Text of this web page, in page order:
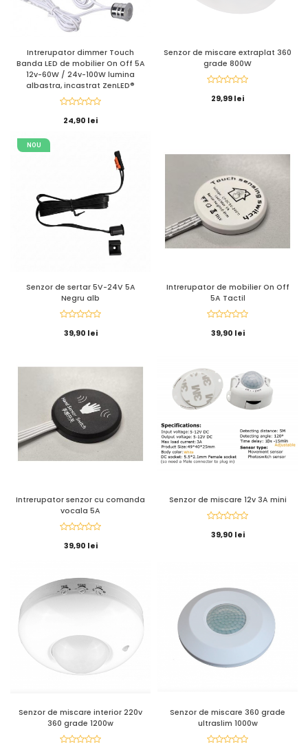
Intrerupator dimmer Touch
Banda LED de mobilier On Off 5A
12v-60W / 24v-100W lumina
albastra, incastrat ZenLED®
24,90 lei
Senzor de miscare extraplat 360
grade 800W
29,99 lei
NOU
Senzor de sertar 5V-24V 5A
Negru alb
39,90 lei
Intrerupator de mobilier On Off
5A Tactil
39,90 lei
Intrerupator senzor cu comanda
vocala 5A
39,90 lei
Senzor de miscare 12v 3A mini
39,90 lei
Senzor de miscare interior 220v
360 grade 1200w
Senzor de miscare 360 grade
ultraslim 1000w